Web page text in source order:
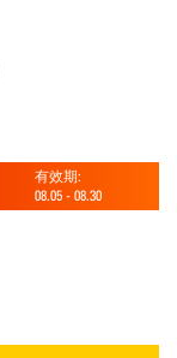
有效期:
08.05 - 08.30